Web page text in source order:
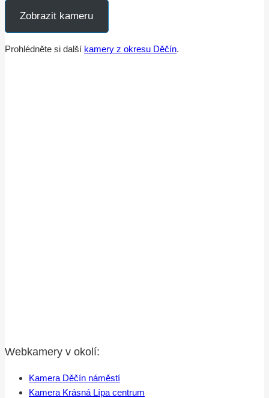
Zobrazit kameru
Prohlédněte si další kamery z okresu Děčín.
Webkamery v okolí:
Kamera Děčín náměstí
Kamera Krásná Lípa centrum